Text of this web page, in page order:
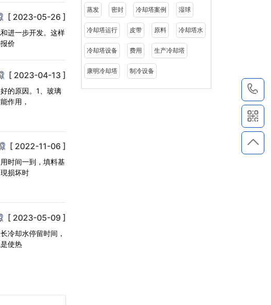
[ 2023-05-26 ]
进一步开发。这样
价
[ 2023-04-13 ]
的原因。1、玻璃
作用，
[ 2022-11-06 ]
时间一到，填料基
损坏时
[ 2023-05-09 ]
冷却水停留时间，
使热
蒸发 密封 冷却塔案例 湿球
冷却塔运行 皮带 原料 冷却塔水
冷却塔设备 费用 生产冷却塔
康明冷却塔 制冷设备